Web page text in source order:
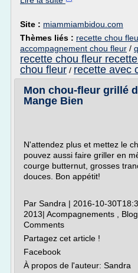
Site : miammiambidou.com
Thèmes liés : recette chou
accompagnement chou fleur /
recette chou fleur
chou fleur / recette avec
Mon chou-fleur grillé
Mange Bien
N'attendez plus et mettez le
pouvez aussi faire griller en
courge butternut, grosses
douces. Bon appétit!
Par Sandra | 2016-10-
2013| Acompagnements ,
Comments
Partagez cet article !
Facebook
À propos de l'auteur: Sandra